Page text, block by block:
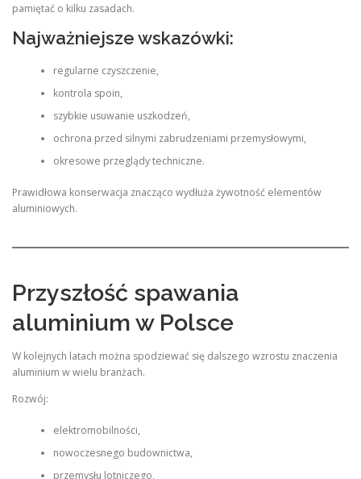
pamiętać o kilku zasadach.
Najważniejsze wskazówki:
regularne czyszczenie,
kontrola spoin,
szybkie usuwanie uszkodzeń,
ochrona przed silnymi zabrudzeniami przemysłowymi,
okresowe przeglądy techniczne.
Prawidłowa konserwacja znacząco wydłuża żywotność elementów
aluminiowych.
Przyszłość spawania
aluminium w Polsce
W kolejnych latach można spodziewać się dalszego wzrostu znaczenia
aluminium w wielu branżach.
Rozwój:
elektromobilności,
nowoczesnego budownictwa,
przemysłu lotniczego,